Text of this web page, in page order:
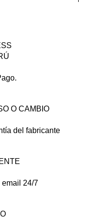
O CAMBIO
del fabricante
email 24/7